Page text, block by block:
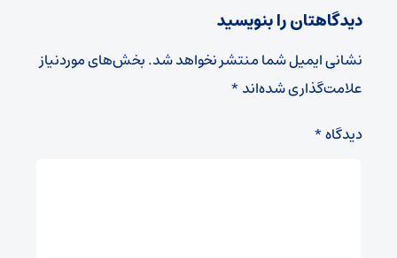
دیدگاهتان را بنویسید
نشانی ایمیل شما منتشر نخواهد شد.بخش‌های موردنیاز
علامت‌گذاری شده‌اند*
دیدگاه*